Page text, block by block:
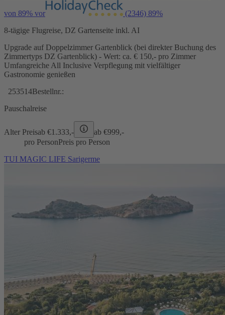
von 89% vor (2346) 89%
8-tägige Flugreise, DZ Gartenseite inkl. AI
Upgrade auf Doppelzimmer Gartenblick (bei direkter Buchung des
Zimmertyps DZ Gartenblick) - Wert: ca. € 150,- pro Zimmer
Umfangreiche All Inclusive Verpflegung mit vielfältiger
Gastronomie genießen
253514Bestellnr.:
Pauschalreise
Alter Preisab €1.333,- ab €999,-
pro PersonPreis pro Person
TUI MAGIC LIFE Sarigerme